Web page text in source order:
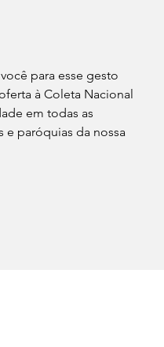
para esse gesto
à Coleta Nacional
em todas as
e paróquias da nossa